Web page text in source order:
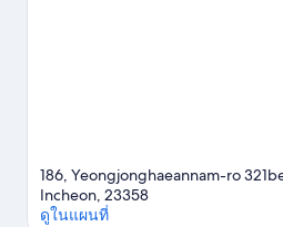
186, Yeongjonghaeannam-ro
Incheon, 23358
ดูในแผนที่